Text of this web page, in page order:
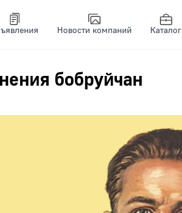
Новости компаний Каталог
бобруйчан